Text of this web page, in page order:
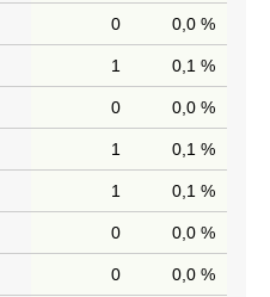
0 0,0 %
1 0,1 %
0 0,0 %
1 0,1 %
1 0,1 %
0 0,0 %
0 0,0 %